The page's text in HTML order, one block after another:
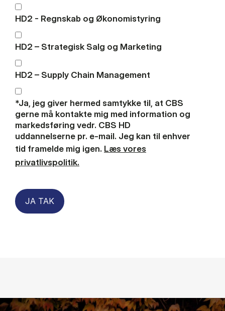
HD2 - Regnskab og Økonomistyring
HD2 – Strategisk Salg og Marketing
HD2 – Supply Chain Management
*Ja, jeg giver hermed samtykke til, at CBS
gerne må kontakte mig med information og
markedsføring vedr. CBS HD
uddannelserne pr. e-mail. Jeg kan til enhver
tid framelde mig igen. Læs vores
privatlivspolitik.
JA TAK